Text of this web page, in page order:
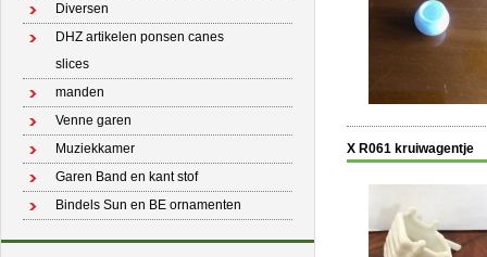
Diversen
DHZ artikelen ponsen canes
slices
manden
Venne garen
Muziekkamer
Garen Band en kant stof
Bindels Sun en BE ornamenten
X R061 kruiwagentje